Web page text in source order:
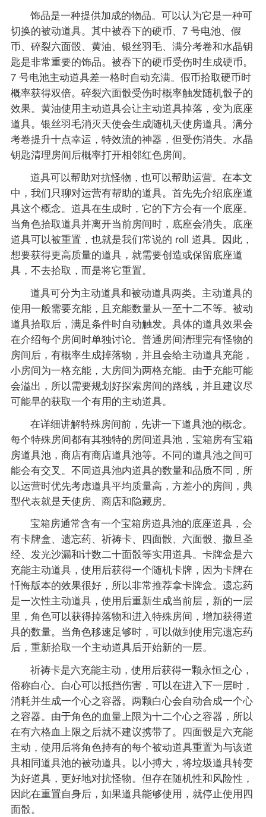
饰品是一种提供加成的物品。可以认为它是一种可
切换的被动道具。其中被吞下的硬币、7 号电池、假
币、碎裂六面骰、黄油、银丝羽毛、满分考卷和水晶钥
匙是非常重要的饰品。被吞下的硬币受伤时生成硬币。
7 号电池主动道具差一格时自动充满。假币拾取硬币时
概率获得双倍。碎裂六面骰受伤时概率触发随机骰子的
效果。黄油使用主动道具会让主动道具掉落，变为底座
道具。银丝羽毛消灭天使会生成随机天使房道具。满分
考卷提升十点幸运，特效流的神器，但受伤消失。水晶
钥匙清理房间后概率打开相邻红色房间。
道具可以帮助对抗怪物，也可以帮助运营。在本文
中，我们只聊对运营有帮助的道具。首先先介绍底座道
具这个概念。道具在生成时，它的下方会有一个底座。
当角色拾取道具并离开当前房间时，底座会消失。底座
道具可以被重置，也就是我们常说的 roll 道具。因此，
想要获得更高质量的道具，就需要创造或保留底座道
具，不去拾取，而是将它重置。
道具可分为主动道具和被动道具两类。主动道具的
使用一般需要充能，且充能数量从一至十二不等。被动
道具拾取后，满足条件时自动触发。具体的道具效果会
在介绍每个房间时单独讨论。普通房间清理完有怪物的
房间后，有概率生成掉落物，并且会给主动道具充能，
小房间为一格充能，大房间为两格充能。由于充能可能
会溢出，所以需要规划好探索房间的路线，并且建议尽
可能早的获取一个有用的主动道具。
在详细讲解特殊房间前，先讲一下道具池的概念。
每个特殊房间都有其独特的房间道具池，宝箱房有宝箱
房道具池，商店有商店道具池等。不同的道具池之间可
能会有交叉。不同道具池内道具的数量和品质不同，所
以运营时优先考虑道具平均质量高，方差小的房间，典
型代表就是天使房、商店和隐藏房。
宝箱房通常含有一个宝箱房道具池的底座道具，会
有卡牌盒、遗忘药、祈祷卡、四面骰、六面骰、撒旦圣
经、发光沙漏和计数二十面骰等实用道具。卡牌盒是六
充能主动道具，使用后获得一个随机卡牌，因为卡牌在
忏悔版本的效果很好，所以非常推荐拿卡牌盒。遗忘药
是一次性主动道具，使用后重新生成当前层，新的一层
里，角色可以获得掉落物和进入特殊房间，增加获得道
具的数量。当角色移速足够时，可以做到使用完遗忘药
后，重新拾取一个主动道具后开始新的一层。
祈祷卡是六充能主动，使用后获得一颗永恒之心，
俗称白心。白心可以抵挡伤害，可以在进入下一层时，
消耗并生成一个心之容器。两颗白心会自动合成一个心
之容器。由于角色的血量上限为十二个心之容器，所以
在有六格血上限之后就不建议携带了。四面骰是六充能
主动，使用后将角色持有的每个被动道具重置为与该道
具相同道具池的被动道具。以小搏大，将垃圾道具转变
为好道具，更好地对抗怪物。但存在随机性和风险性，
因此在重置自身后，如果道具能够使用，就停止使用四
面骰。